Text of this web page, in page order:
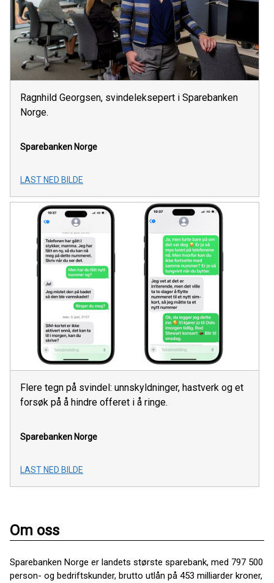
Ragnhild Georgsen, svindeleksepert i Sparebanken
Norge.
Sparebanken Norge
LAST NED BILDE
Flere tegn på svindel: unnskyldninger, hastverk og et
forsøk på å hindre offeret i å ringe.
Sparebanken Norge
LAST NED BILDE
Om oss
Sparebanken Norge er landets største sparebank, med 797 500
person- og bedriftskunder, brutto utlån på 453 milliarder kroner,